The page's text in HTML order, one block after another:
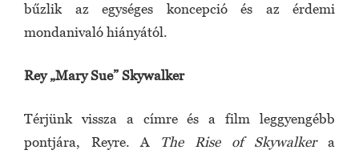
bűzlik az egységes koncepció és az érdemi
mondanivaló hiányától.
Rey „Mary Sue” Skywalker
Térjünk vissza a címre és a film leggyengébb
pontjára, Reyre. A The Rise of Skywalkera